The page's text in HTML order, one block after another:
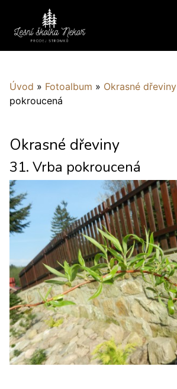
Úvod » Fotoalbum » Okrasné dřeviny
pokroucená
Okrasné dřeviny
31. Vrba pokroucená